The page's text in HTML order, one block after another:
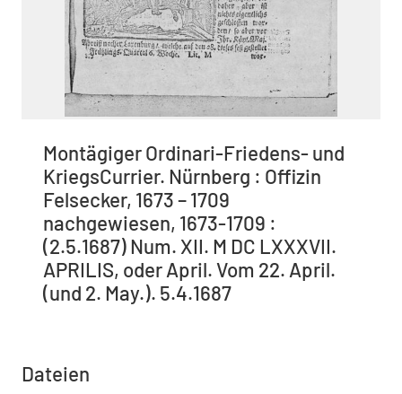
Montägiger Ordinari-Friedens- und
KriegsCurrier. Nürnberg : Offizin
Felsecker, 1673 – 1709
nachgewiesen, 1673-1709 :
(2.5.1687) Num. XII. M DC LXXXVII.
APRILIS, oder April. Vom 22. April.
(und 2. May.). 5.4.1687
Dateien